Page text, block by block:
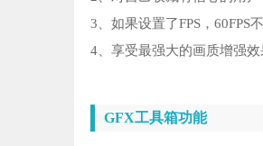
3、如果设置了FPS，60FPS
4、享受最强大的画质增强
GFX工具箱功能